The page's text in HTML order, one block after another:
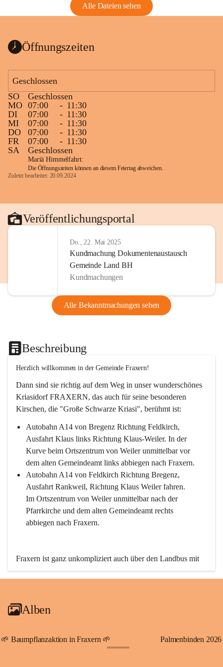
Alle Dateien sehen
Öffnungszeiten
Geschlossen
SO
Geschlossen
MO 07:00 - 11:30
DI
07:00 - 11:30
MI
07:00 - 11:30
DO
07:00 - 11:30
FR
07:00 - 11:30
SA
Geschlossen
Mariä Himmelfahrt:
Die Öffnungszeiten können an diesem Feiertag abweichen.
Zuletzt bearbeitet: 20.09.2024
Veröffentlichungsportal
Do., 22. Mai 2025
Kundmachung Dokumentenaustausch
Gemeinde Land BH
Kundmachungen
Alle Bekanntmachungen sehen
Beschreibung
Herzlich willkommen in der Gemeinde Fraxern!
Dann sind sie richtig auf dem Weg in unser wunderschönes
Kriasidorf FRAXERN, das auch für seine besonderen
Kirschen, die "Große Schwarze Kriasi", berühmt ist:
Autobahn A14 von Bregenz Richtung Feldkirch,
Ausfahrt Klaus links Richtung Klaus-Weiler. In der
Kurve beim Ortszentrum von Weiler unmittelbar vor
dem alten Gemeindeamt links abbiegen nach Fraxern.
Autobahn A14 von Feldkirch Richtung Bregenz,
Ausfahrt Rankweil, Richtung Klaus Weiler fahren.
Im Ortszentrum von Weiler unmittelbar nach der
Pfarrkirche und dem alten Gemeindeamt rechts
abbiegen nach Fraxern.
Fraxern ist ganz unkompliziert auch über den Landbus mit
den öffentlichen Verkehrsmitteln zu erreichen. Die Linie
An Samstagen, Sonn- und Feiertagen können Sie bequem
persönlichen Linienbus zur gewünschten Zeit zu Ihrer
Haltestelle bestellen. Sowohl von Weiler kommend nach
Alben
🌱 Baumpflanzaktion in Fraxern 🌱 Palmenbinden 2026